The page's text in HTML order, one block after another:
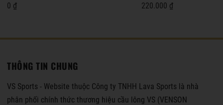
0 ₫ 220.000 ₫
THÔNG TIN CHUNG
VS Sports - Website thuộc Công ty TNHH Lava Sports là nhà
phân phối chính thức thương hiệu cầu lông VS (VENSON